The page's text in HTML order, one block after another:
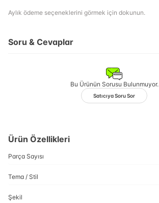
Aylık ödeme seçeneklerini görmek için dokunun.
Soru & Cevaplar
Bu Ürünün Sorusu Bulunmuyor.
Satıcıya Soru Sor
Ürün Özellikleri
Parça Sayısı
Tema / Stil
Şekil